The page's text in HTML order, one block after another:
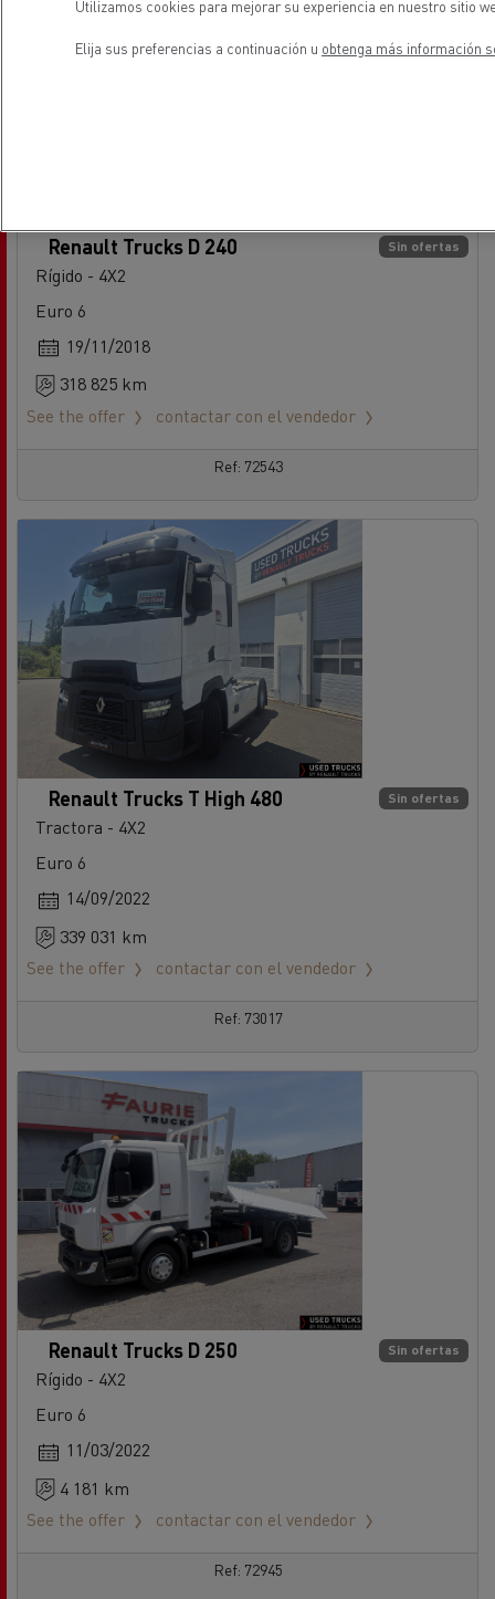
Sin ofertas
Renault Trucks D 240
Rígido - 4X2
Euro 6
19/11/2018
318 825 km
See the offer
contactar con el vendedor
Ref: 72543
Sin ofertas
Renault Trucks T High 480
Tractora - 4X2
Euro 6
14/09/2022
339 031 km
See the offer
contactar con el vendedor
Ref: 73017
Sin ofertas
Renault Trucks D 250
Rígido - 4X2
Euro 6
11/03/2022
4 181 km
See the offer
contactar con el vendedor
Ref: 72945
Utilizamos cookies para mejorar su experiencia en nuestro sitio
Elija sus preferencias a continuación u obtenga más información